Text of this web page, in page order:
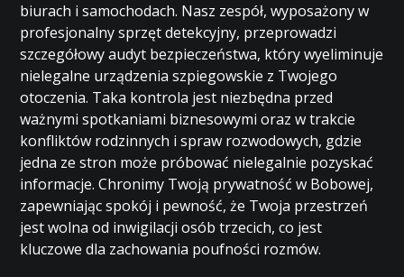
biurach i samochodach. Nasz zespół, wyposażony w
profesjonalny sprzęt detekcyjny, przeprowadzi
szczegółowy audyt bezpieczeństwa, który wyeliminuje
nielegalne urządzenia szpiegowskie z Twojego
otoczenia. Taka kontrola jest niezbędna przed
ważnymi spotkaniami biznesowymi oraz w trakcie
konfliktów rodzinnych i spraw rozwodowych, gdzie
jedna ze stron może próbować nielegalnie pozyskać
informacje. Chronimy Twoją prywatność w Bobowej,
zapewniając spokój i pewność, że Twoja przestrzeń
jest wolna od inwigilacji osób trzecich, co jest
kluczowe dla zachowania poufności rozmów.